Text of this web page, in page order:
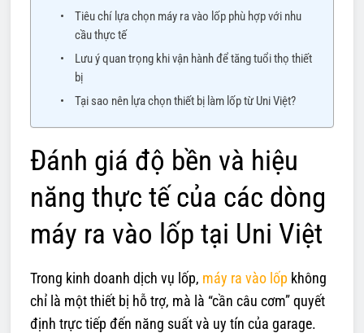
Tiêu chí lựa chọn máy ra vào lốp phù hợp với nhu
cầu thực tế
Lưu ý quan trọng khi vận hành để tăng tuổi thọ thiết
bị
Tại sao nên lựa chọn thiết bị làm lốp từ Uni Việt?
Đánh giá độ bền và hiệu
năng thực tế của các dòng
máy ra vào lốp tại Uni Việt
Trong kinh doanh dịch vụ lốp, máy ra vào lốp không
chỉ là một thiết bị hỗ trợ, mà là “cần câu cơm” quyết
định trực tiếp đến năng suất và uy tín của garage.